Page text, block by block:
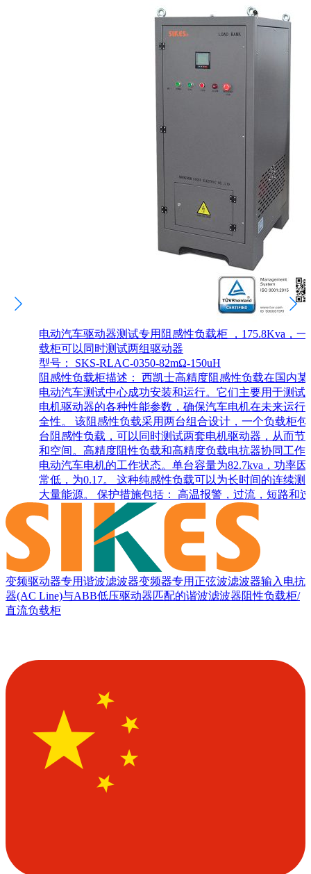
电动汽车驱动器测试专用阻感性负载柜 ，175.8Kva，一
载柜可以同时测试两组驱动器
型号： SKS-RLAC-0350-82mΩ-150uH
阻感性负载柜描述： 西凯士高精度阻感性负载在国内某
电动汽车测试中心成功安装和运行。它们主要用于测试
电机驱动器的各种性能参数，确保汽车电机在未来运行
全性。 该阻感性负载采用两台组合设计，一个负载柜包
台阻感性负载，可以同时测试两套电机驱动器，从而节
和空间。高精度阻性负载和高精度负载电抗器协同工作
电动汽车电机的工作状态。单台容量为82.7kva，功率因
常低，为0.17。 这种纯感性负载可以为长时间的连续测
大量能源。 保护措施包括： 高温报警，过流，短路和
变频驱动器专用谐波滤波器变频器专用正弦波滤波器输入电抗
器(AC Line)与ABB低压驱动器匹配的谐波滤波器阻性负载柜/
直流负载柜